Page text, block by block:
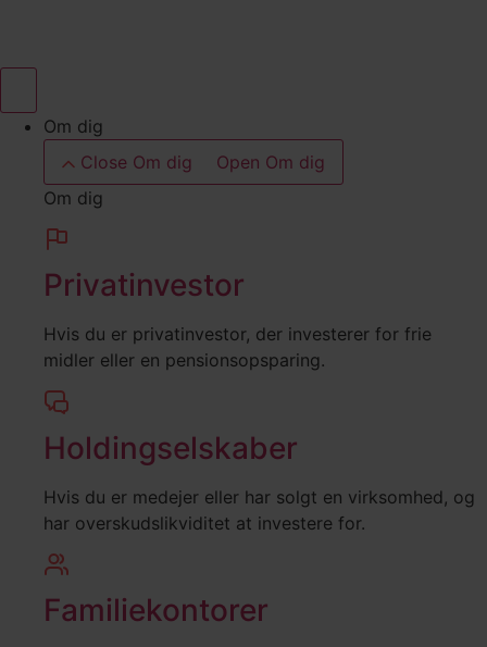
indhold
Om dig
Close Om dig
Open Om dig
Om dig
Privatinvestor
Hvis du er privatinvestor, der investerer for frie
midler eller en pensionsopsparing.
Holdingselskaber
Hvis du er medejer eller har solgt en virksomhed, og
har overskudslikviditet at investere for.
Familiekontorer